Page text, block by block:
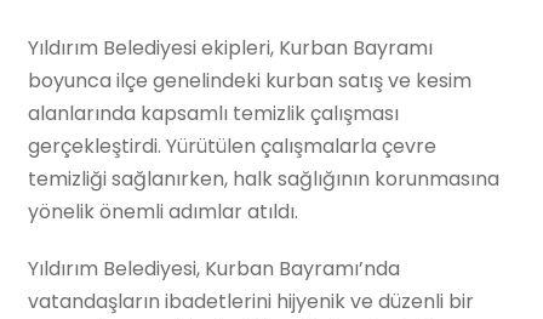
Yıldırım Belediyesi ekipleri, Kurban Bayramı
boyunca ilçe genelindeki kurban satış ve kesim
alanlarında kapsamlı temizlik çalışması
gerçekleştirdi. Yürütülen çalışmalarla çevre
temizliği sağlanırken, halk sağlığının korunmasına
yönelik önemli adımlar atıldı.
Yıldırım Belediyesi, Kurban Bayramı’nda
vatandaşların ibadetlerini hijyenik ve düzenli bir